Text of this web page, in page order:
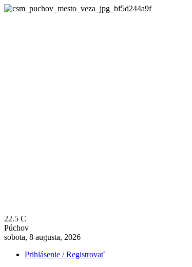
22.5 C
Púchov
sobota, 8 augusta, 2026
Prihlásenie / Registrovať